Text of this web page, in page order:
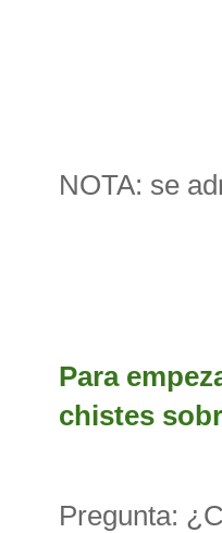
NOTA: se
Para
chistes
Pregunta: